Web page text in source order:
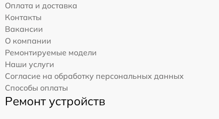
Оплата и доставка
Контакты
Вакансии
О компании
Ремонтируемые модели
Наши услуги
Согласие на обработку персональных данных
Способы оплаты
Ремонт устройств